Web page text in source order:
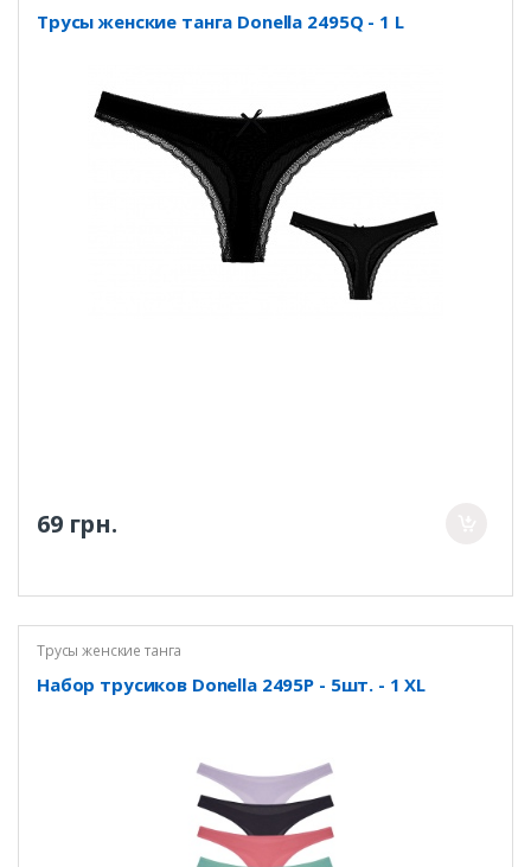
Трусы женские танга Donella 2495Q - 1 L
69 грн.
Трусы женские танга
Набор трусиков Donella 2495P - 5шт. - 1 XL